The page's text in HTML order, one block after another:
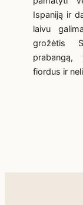
Ispaniją ir
laivu
grožėtis
prabangą,
fiordus ir